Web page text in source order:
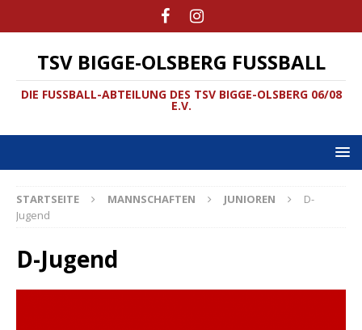
TSV BIGGE-OLSBERG FUSSBALL
DIE FUSSBALL-ABTEILUNG DES TSV BIGGE-OLSBERG 06/08
E.V.
STARTSEITE MANNSCHAFTEN JUNIOREN
D-
Jugend
D-Jugend